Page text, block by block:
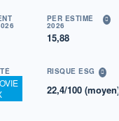
PER ESTIMÉ
2026
15,88
RISQUE ESG
22,4/100 (moyen)